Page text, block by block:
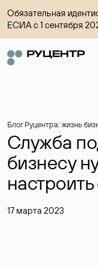
Обязательная
ЕСИА с 1 сентября
Блог Руцентра: жизнь
Служба
бизнесу
17 марта 2023